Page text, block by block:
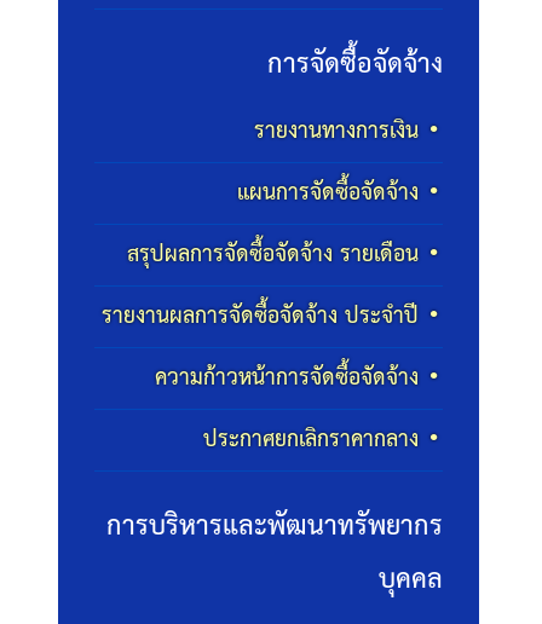
การจัดซื้อจัดจ้าง
รายงานทางการเงิน
แผนการจัดซื้อจัดจ้าง
สรุปผลการจัดซื้อจัดจ้าง รายเดือน
รายงานผลการจัดซื้อจัดจ้าง ประจำปี
ความก้าวหน้าการจัดซื้อจัดจ้าง
ประกาศยกเลิกราคากลาง
การบริหารและพัฒนาทรัพยากร
บุคคล